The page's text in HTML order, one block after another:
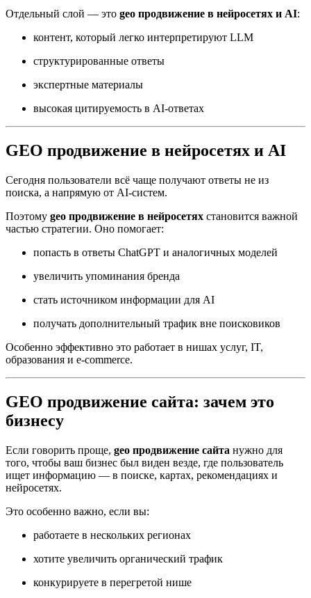
Отдельный слой — это geo продвижение в нейросетях и AI:
контент, который легко интерпретируют LLM
структурированные ответы
экспертные материалы
высокая цитируемость в AI-ответах
GEO продвижение в нейросетях и AI
Сегодня пользователи всё чаще получают ответы не из
поиска, а напрямую от AI-систем.
Поэтому geo продвижение в нейросетях становится важной
частью стратегии. Оно помогает:
попасть в ответы ChatGPT и аналогичных моделей
увеличить упоминания бренда
стать источником информации для AI
получать дополнительный трафик вне поисковиков
Особенно эффективно это работает в нишах услуг, IT,
образования и e-commerce.
GEO продвижение сайта: зачем это
бизнесу
Если говорить проще, geo продвижение сайта нужно для
того, чтобы ваш бизнес был виден везде, где пользователь
ищет информацию — в поиске, картах, рекомендациях и
нейросетях.
Это особенно важно, если вы:
работаете в нескольких регионах
хотите увеличить органический трафик
конкурируете в перегретой нише